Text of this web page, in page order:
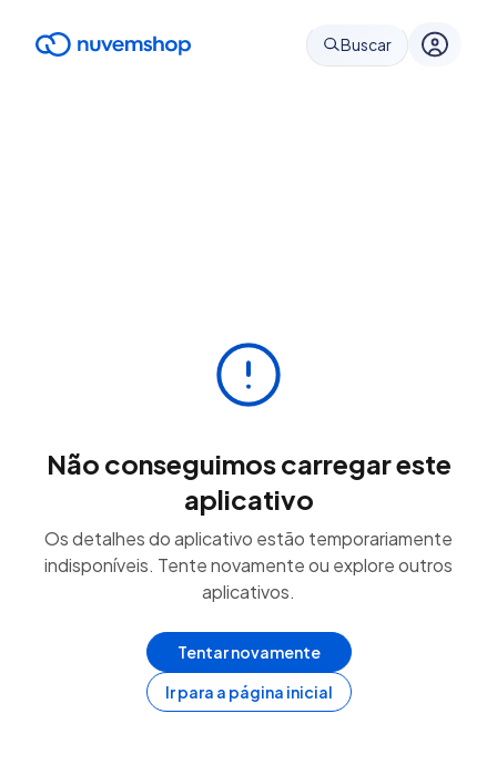
Buscar
Não conseguimos carregar este
aplicativo
Os detalhes do aplicativo estão temporariamente
indisponíveis. Tente novamente ou explore outros
aplicativos.
Tentar novamente
Ir para a página inicial